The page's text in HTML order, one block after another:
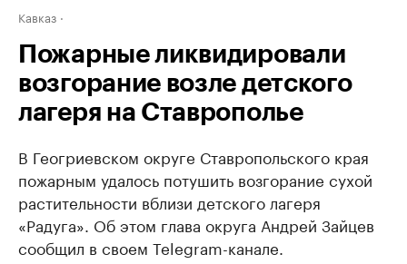
Кавказ
Пожарные ликвидировали
возгорание возле детского
лагеря на Ставрополье
В Геогриевском округе Ставропольского края
пожарным удалось потушить возгорание сухой
растительности вблизи детского лагеря
«Радуга». Об этом глава округа Андрей Зайцев
сообщил в своем Telegram-канале.